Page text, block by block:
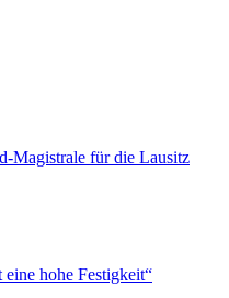
für die Lausitz
hohe Festigkeit“